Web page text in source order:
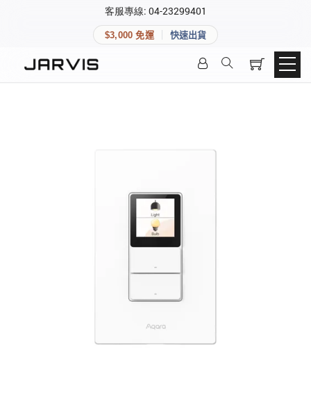
客服專線: 04-23299401
$3,000 免運 快速出貨
快速連結
登入後可查看訂單、會員資料與收藏清單。
登入會員
建立新帳號